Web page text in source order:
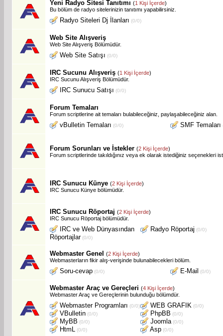
Yeni Radyo Sitesi Tanıtımı (1 Kişi İçerde)
Bu bölüm de radyo sitelerinizin tanıtımı yapabilirsiniz.
Radyo Siteleri Dj İlanları (0/0)
Web Site Alışveriş
Web Site Alışveriş Bölümüdür.
Web Site Satışı (0/0)
IRC Sucunu Alışveriş (1 Kişi İçerde)
IRC Sucunu Alışveriş Bölümüdür.
IRC Sunucu Satışı (0/0)
Forum Temaları
Forum scriptlerine ait temaları bulabileceğiniz, paylaşabileceğiniz alan.
vBulletin Temaları (0/0) SMF Temaları
Forum Sorunları ve İstekler (2 Kişi İçerde)
Forum scriptlerinde takıldığınız veya ek olarak istediğiniz seçenekleri
IRC Sunucu Künye (2 Kişi İçerde)
IRC Sunucu Künye bölümüdür.
IRC Sunucu Röportaj (2 Kişi İçerde)
IRC Sunucu Röportaj bölümüdür.
IRC ve Web Dünyasından
Röportajlar(0/0)
Radyo Röportaj (0/0)
Webmaster Genel (2 Kişi İçerde)
Webmasterların fikir alış-verişinde bulunabilecekleri bölüm.
Soru-cevap (0/0) E-Mail (0/0)
Webmaster Araç ve Gereçleri (4 Kişi İçerde)
Webmaster Araç ve Gereçlerinin bulunduğu bölümdür.
Webmaster Programları (0/0) WEB GRAFIK (0/0)
VBulletin (0/0) PhpBB (0/0)
MyBB (0/0) Joomla (0/0)
HtmL (0/0) Asp (0/0)